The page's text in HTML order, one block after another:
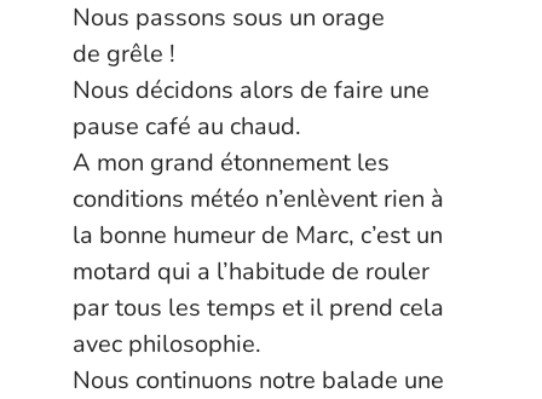
Nous passons sous un orage
de grêle !
Nous décidons alors de faire une
pause café au chaud.
A mon grand étonnement les
conditions météo n’enlèvent rien à
la bonne humeur de Marc, c’est un
motard qui a l’habitude de rouler
par tous les temps et il prend cela
avec philosophie.
Nous continuons notre balade une